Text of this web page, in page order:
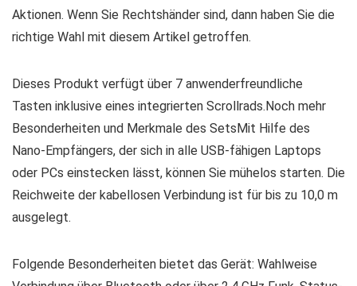
Aktionen. Wenn Sie Rechtshänder sind, dann haben Sie die
richtige Wahl mit diesem Artikel getroffen.
Dieses Produkt verfügt über 7 anwenderfreundliche
Tasten inklusive eines integrierten Scrollrads.Noch mehr
Besonderheiten und Merkmale des SetsMit Hilfe des
Nano-Empfängers, der sich in alle USB-fähigen Laptops
oder PCs einstecken lässt, können Sie mühelos starten. Die
Reichweite der kabellosen Verbindung ist für bis zu 10,0 m
ausgelegt.
Folgende Besonderheiten bietet das Gerät: Wahlweise